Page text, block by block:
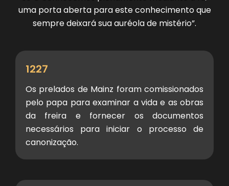
uma porta aberta para este conhecimento que
sempre deixará sua auréola de mistério”.
1227
Os prelados de Mainz foram comissionados
pelo papa para examinar a vida e as obras
da freira e fornecer os documentos
necessários para iniciar o processo de
canonização.